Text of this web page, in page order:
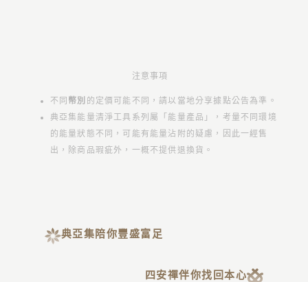
注意事項
不同 幣別 的定價可能不同，請以當地分享據點公告為準。
典亞集能量清淨工具系列屬「能量產品」，考量不同環境
的能量狀態不同，可能有能量沾附的疑慮，因此一經售
出，除商品瑕疵外，一概不提供退換貨。
典亞集陪你豐盛富足
四安禪伴你找回本心